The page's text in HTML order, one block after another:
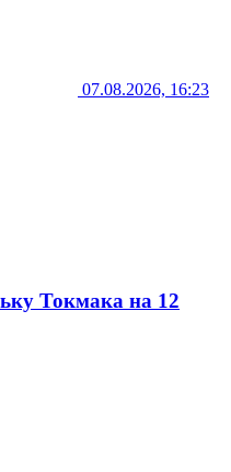
07.08.2026, 16:23
Токмака на 12